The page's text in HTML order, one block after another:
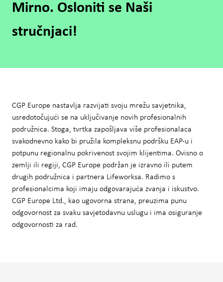
CGP Europe nastavlja razvijati svoju mrežu savjetnika,
usredotočujući se na uključivanje novih profesionalnih
podružnica. Stoga, tvrtka zapošljava više profesionalaca
svakodnevno kako bi pružila kompleksnu podršku EAP-u i
potpunu regionalnu pokrivenost svojim klijentima. Ovisno o
zemlji ili regiji, CGP Europe podržan je izravno ili putem
drugih podružnica i partnera Lifeworksa. Radimo s
profesionalcima koji imaju odgovarajuća zvanja i iskustvo.
CGP Europe Ltd., kao ugovorna strana, preuzima punu
odgovornost za svaku savjetodavnu uslugu i ima osiguranje
odgovornosti za rad.
Mirno. Osloniti se Naši
stručnjaci!